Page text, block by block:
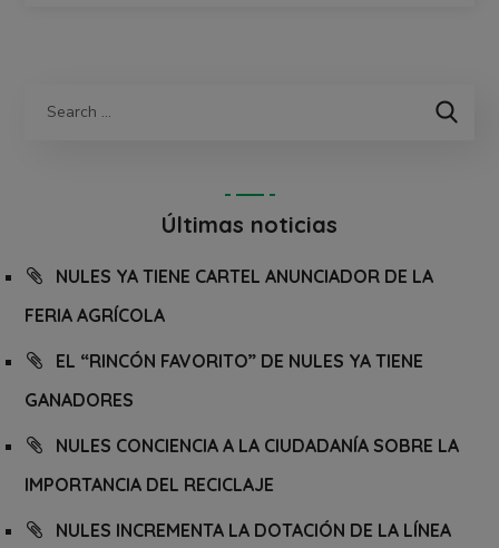
Últimas noticias
NULES YA TIENE CARTEL ANUNCIADOR DE LA
FERIA AGRÍCOLA
EL “RINCÓN FAVORITO” DE NULES YA TIENE
GANADORES
NULES CONCIENCIA A LA CIUDADANÍA SOBRE LA
IMPORTANCIA DEL RECICLAJE
NULES INCREMENTA LA DOTACIÓN DE LA LÍNEA